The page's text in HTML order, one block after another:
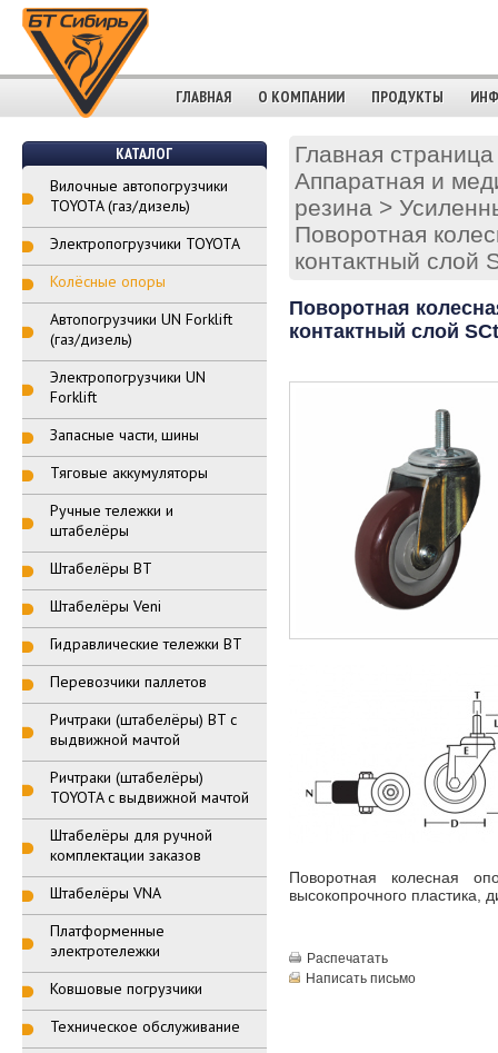
ГЛАВНАЯ О КОМПАНИИ ПРОДУКТЫ
КАТАЛОГ
Вилочные автопогрузчики
TOYOTA (газ/дизель)
Электропогрузчики TOYOTA
Колёсные опоры
Автопогрузчики UN Forklift
(газ/дизель)
Электропогрузчики UN
Forklift
Запасные части, шины
Тяговые аккумуляторы
Ручные тележки и
штабелёры
Штабелёры BT
Штабелёры Veni
Гидравлические тележки BT
Перевозчики паллетов
Ричтраки (штабелёры) BT с
выдвижной мачтой
Ричтраки (штабелёры)
TOYOTA с выдвижной мачтой
Штабелёры для ручной
комплектации заказов
Штабелёры VNA
Платформенные
электротележки
Ковшовые погрузчики
Техническое обслуживание
Главная страница
Аппаратная и
резина>
Поворотная
контактный слой
Поворотная
контактный слой
Поворотная колесная
высокопрочного пластика,
Распечатать
Написать письмо